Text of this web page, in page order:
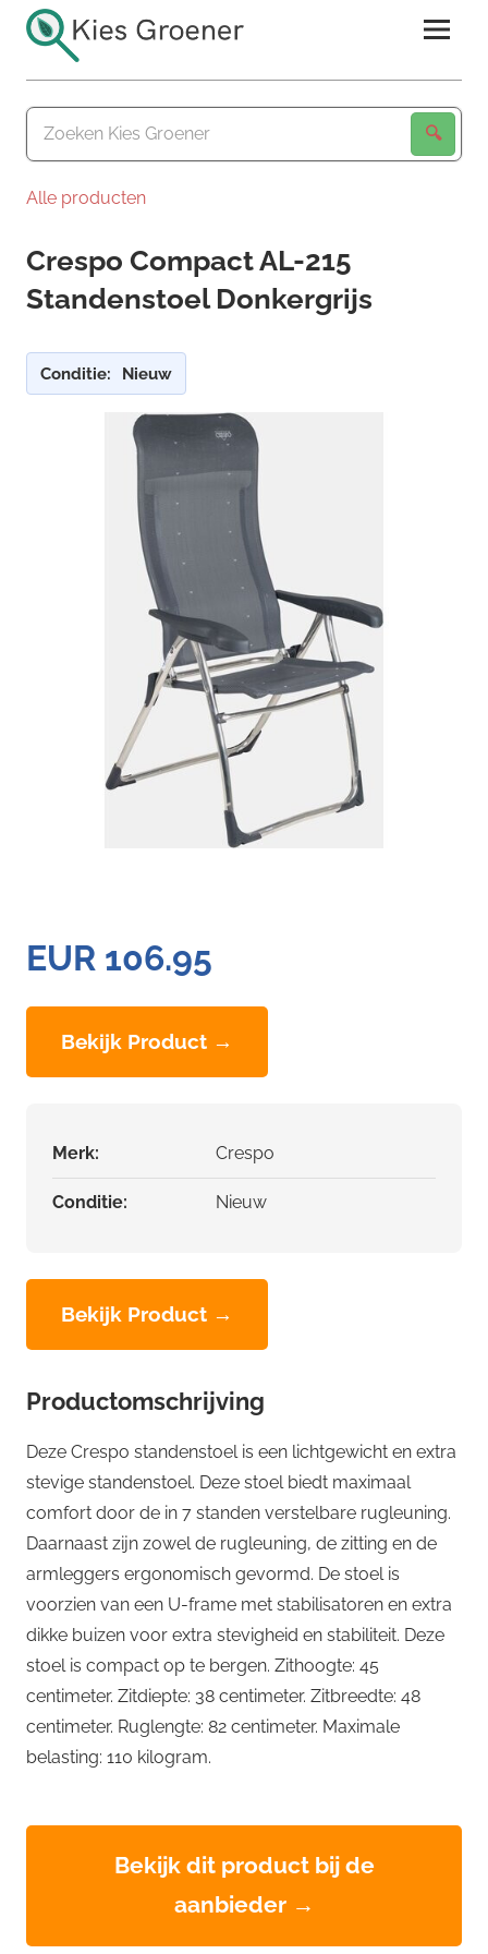
naar
inhoudKies
Groener
Alle producten
Crespo Compact AL-215
Standenstoel Donkergrijs
Conditie: Nieuw
EUR 106.95
Bekijk Product →
Merk: Crespo
Conditie: Nieuw
Bekijk Product →
Productomschrijving
Deze Crespo standenstoel is een lichtgewicht en extra
stevige standenstoel. Deze stoel biedt maximaal
comfort door de in 7 standen verstelbare rugleuning.
Daarnaast zijn zowel de rugleuning, de zitting en de
armleggers ergonomisch gevormd. De stoel is
voorzien van een U-frame met stabilisatoren en extra
dikke buizen voor extra stevigheid en stabiliteit. Deze
stoel is compact op te bergen. Zithoogte: 45
centimeter. Zitdiepte: 38 centimeter. Zitbreedte: 48
centimeter. Ruglengte: 82 centimeter. Maximale
belasting: 110 kilogram.
Bekijk dit product bij de
aanbieder →